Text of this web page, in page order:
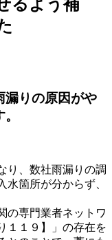
るよう補
漏りの原因がや
り、数社雨漏りの調
箇所が分からず、
の専門業者ネットワ
１１９】」の存在を